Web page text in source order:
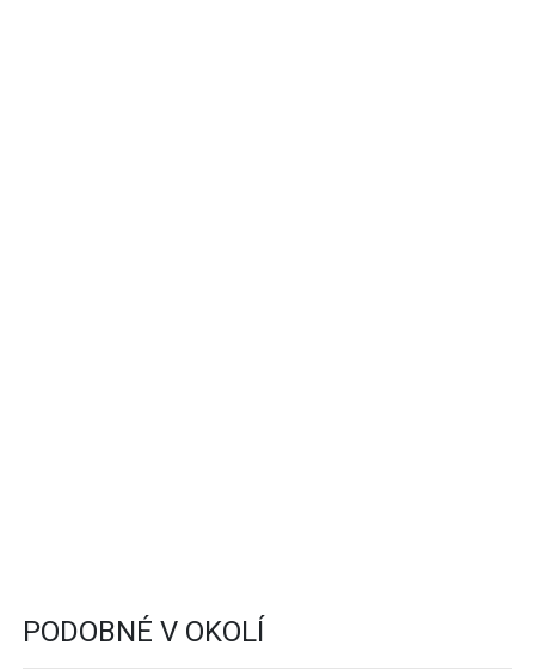
PODOBNÉ V OKOLÍ